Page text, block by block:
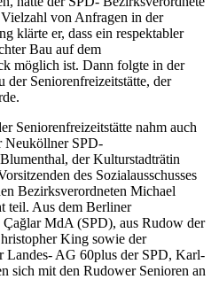
von Anfragen in der
klärte er, dass ein respektabler
Bau auf dem
möglich ist. Dann folgte in der
Seniorenfreizeitstätte, der
Seniorenfreizeitstätte nahm auch
Neuköllner SPD-
der Kulturstadträtin
des Sozialausschusses
Bezirksverordneten Michael
teil. Aus dem Berliner
MdA (SPD), aus Rudow der
King sowie der
Landes- AG 60plus der SPD, Karl-
sich mit den Rudower Senioren an